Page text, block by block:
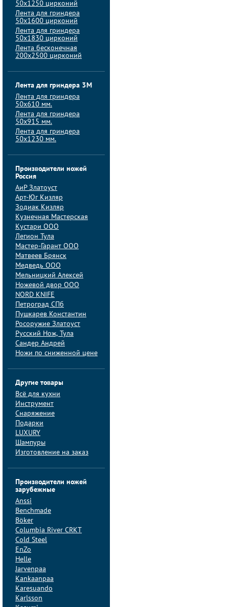
50х1250 цирконий
Лента для гриндера
50х1600 цирконий
Лента для гриндера
50x1830 цирконий
Лента бесконечная
200х2500 цирконий
Лента для гриндера 3M
Лента для гриндера
50x610 мм.
Лента для гриндера
50x915 мм.
Лента для гриндера
50x1230 мм.
Производители ножей
Россия
АиP Златоуст
Арт-Юг Кизляр
Зодиак Кизляр
Кузнечная Мастерская
Кустари ООО
Легион Тула
Мастер-Гарант ООО
Матвеев Брянск
Медведь ООО
Мельницкий Алексей
Ножевой двор ООО
NORD KNIFE
Петроград СПб
Пушкарев Константин
Росоружие Златоуст
Русский Нож, Тула
Сандер Андрей
Ножи по сниженной цене
Другие товары
Всё для кухни
Инструмент
Снаряжение
Подарки
LUXURY
Шампуры
Изготовление на заказ
Производители ножей
зарубежные
Anssi
Benchmade
Böker
Columbia River CRKT
Cold Steel
EnZo
Helle
Jarvenpaa
Kankaanpaa
Karesuando
Karlsson